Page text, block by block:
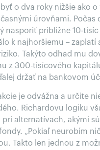
o dva roky nižšie ako o
úrovňami. Počas
nasporiť približne 10-tisíc
k najhoršiemu – zaplatí
Takýto odhad mu
z 300-tisícového
držať na bankovom
je odvážna a určite
Richardovu logiku
alternatívach, akými sú
„Pokiaľ neurobím
Takto len jednou z